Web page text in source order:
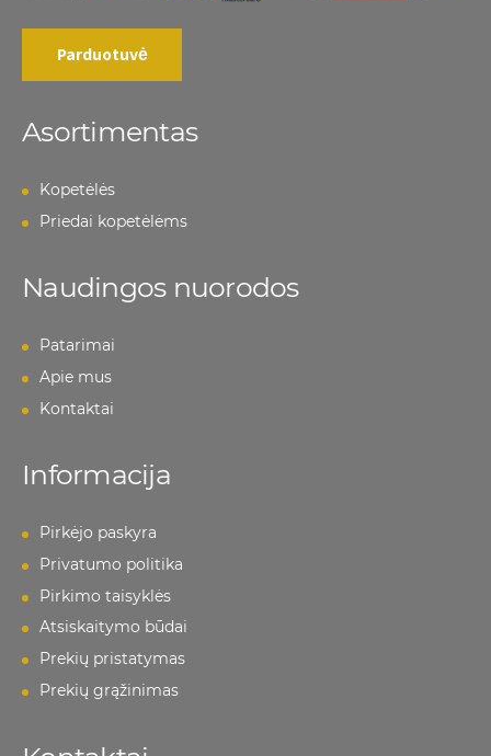
Parduotuvė
Asortimentas
Kopetėlės
Priedai kopetėlėms
Naudingos nuorodos
Patarimai
Apie mus
Kontaktai
Informacija
Pirkėjo paskyra
Privatumo politika
Pirkimo taisyklės
Atsiskaitymo būdai
Prekių pristatymas
Prekių grąžinimas